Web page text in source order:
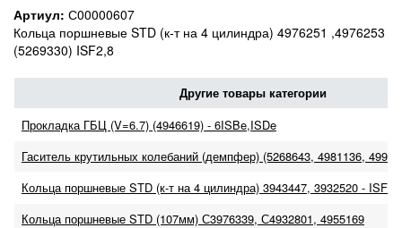
Артиул: С00000607
Кольца поршневые STD (к-т на 4 цилиндра) 4976251 ,4976253
(5269330) ISF2,8
Другие товары категории
Прокладка ГБЦ (V=6.7) (4946619) - 6ISBe,ISDe
Гаситель крутильных колебаний (демпфер) (5268643, 4981136,
Кольца поршневые STD (к-т на 4 цилиндра) 3943447, 3932520 - ISF
Кольца поршневые STD (107мм) С3976339, С4932801, 4955169